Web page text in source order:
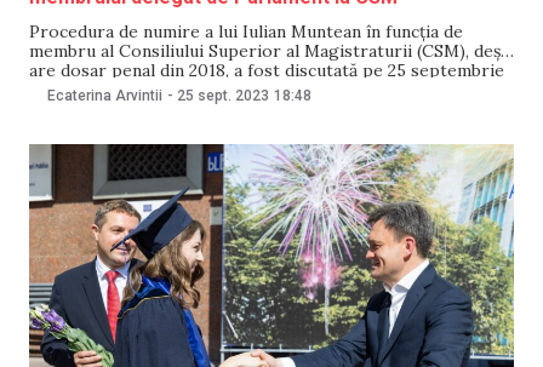
Procedura de numire a lui Iulian Muntean în funcția de
membru al Consiliului Superior al Magistraturii (CSM), deși
are dosar penal din 2018, a fost discutată pe 25 septembrie
la Parlament. Potrivit președintei Comisiei parlamentare
numiri și imunități, Olesea Stamate, cazul a scos la iveală o
Ecaterina Arvintii - 25 sept. 2023 18:48